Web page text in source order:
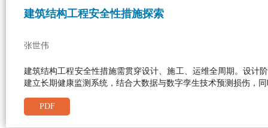
建筑结构工程安全性措施探索
张世伟
建筑结构工程安全性措施需贯穿设计、施工、运维全周期。设计
建立长期健康监测系统，结合大数据与数字孪生技术预测损伤，
PDF